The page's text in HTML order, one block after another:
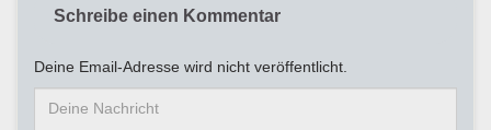
Schreibe einen Kommentar
Deine Email-Adresse wird nicht veröffentlicht.